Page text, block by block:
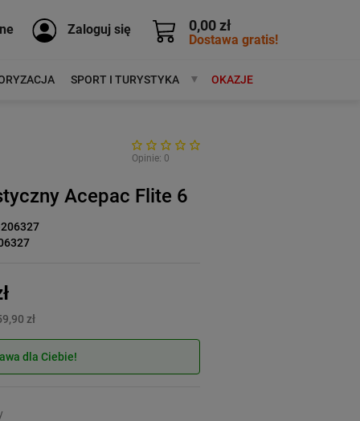
0,00 zł
Dostawa gratis!
Zaloguj się
SPORT I TURYSTYKA MARKIOKAZJE
Opinie: 0
Acepac Flite 6
zł
dla Ciebie!